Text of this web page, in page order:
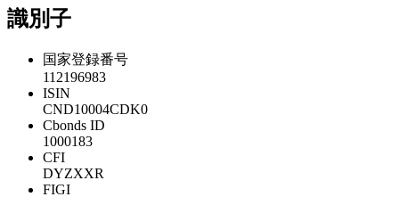
識別子
国家登録番号
112196983
ISIN
CND10004CDK0
Cbonds ID
1000183
CFI
DYZXXR
FIGI